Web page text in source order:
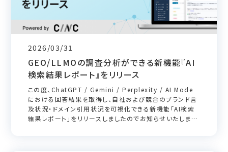
2026/03/31
GEO/LLMOの調査分析ができる新機能『AI
検索結果レポート』をリリース
この度、ChatGPT / Gemini / Perplexity / AI Mode
における回答結果を取得し、自社および競合のブランド言
及状況・ドメイン引用状況を可視化できる新機能「AI検索
結果レポート」をリリースしましたのでお知らせいたしま